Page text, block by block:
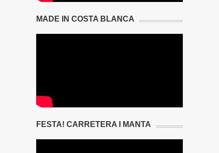
MADE IN COSTA BLANCA
FESTA! CARRETERA I MANTA